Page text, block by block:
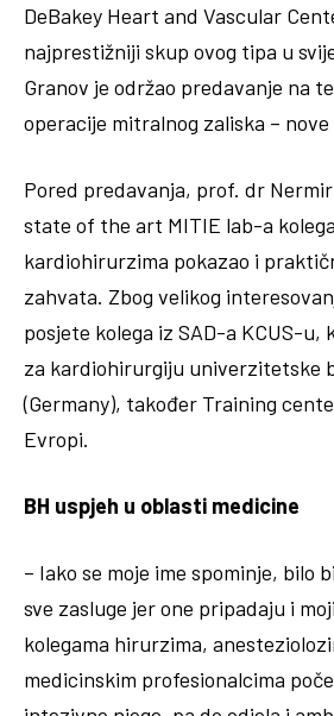
DeBakey Heart and Vascular
najprestižniji skup ovog tipa u
Granov je održao predavanje na
operacije mitralnog zaliska –
Pored predavanja, prof. dr
state of the art MITIE lab-a
kardiohirurzima pokazao i
zahvata. Zbog velikog
posjete kolega iz SAD-a KCUS-u,
za kardiohirurgiju univerzitetske
(Germany), također Training
Evropi.
BH uspjeh u oblasti medicine
– Iako se moje ime spominje, bilo
sve zasluge jer one pripadaju i
kolegama hirurzima,
medicinskim profesionalcima